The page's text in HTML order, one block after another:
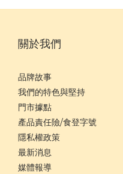
關於我們
品牌故事
我們的特色與堅持
門市據點
產品責任險/食登字號
隱私權政策
最新消息
媒體報導